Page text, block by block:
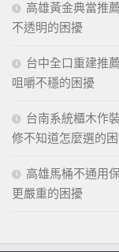
高雄黃金典當推
不透明的困擾
台中全口重建推
咀嚼不穩的困擾
台南系統櫃木作
修不知道怎麼選的
高雄馬桶不通用
更嚴重的困擾